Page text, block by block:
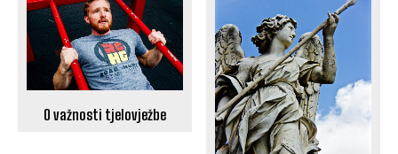
O važnosti tjelovježbe